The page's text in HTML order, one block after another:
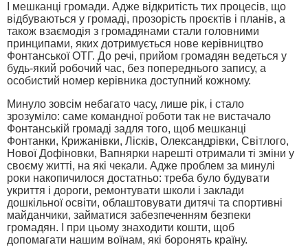
І мешканці громади. Адже відкритість тих процесів, що
відбуваються у громаді, прозорість проєктів і планів, а
також взаємодія з громадянами стали головними
принципами, яких дотримується нове керівництво
Фонтанської ОТГ. До речі, прийом громадян ведеться у
будь-який робочий час, без попереднього запису, а
особистий номер керівника доступний кожному.
Минуло зовсім небагато часу, лише рік, і стало
зрозуміло: саме командної роботи так не вистачало
Фонтанській громаді задля того, щоб мешканці
Фонтанки, Крижанівки, Лісків, Олександрівки, Світлого,
Нової Дофіновки, Вапнярки нарешті отримали ті зміни у
своєму житті, на які чекали. Адже проблем за минулі
роки накопичилося достатньо: треба було будувати
укриття і дороги, ремонтувати школи і заклади
дошкільної освіти, облаштовувати дитячі та спортивні
майданчики, займатися забезпеченням безпеки
громадян. І при цьому знаходити кошти, щоб
допомагати нашим воїнам, які боронять країну.